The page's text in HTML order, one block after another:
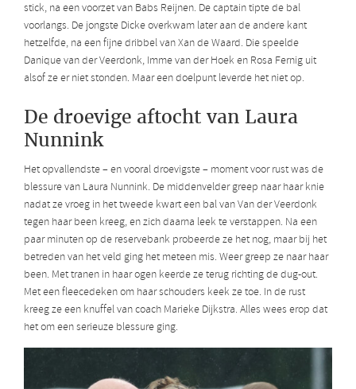
stick, na een voorzet van Babs Reijnen. De captain tipte de bal
voorlangs. De jongste Dicke overkwam later aan de andere kant
hetzelfde, na een fijne dribbel van Xan de Waard. Die speelde
Danique van der Veerdonk, Imme van der Hoek en Rosa Fernig uit
alsof ze er niet stonden. Maar een doelpunt leverde het niet op.
De droevige aftocht van Laura
Nunnink
Het opvallendste – en vooral droevigste – moment voor rust was de
blessure van Laura Nunnink. De middenvelder greep naar haar knie
nadat ze vroeg in het tweede kwart een bal van Van der Veerdonk
tegen haar been kreeg, en zich daarna leek te verstappen. Na een
paar minuten op de reservebank probeerde ze het nog, maar bij het
betreden van het veld ging het meteen mis. Weer greep ze naar haar
been. Met tranen in haar ogen keerde ze terug richting de dug-out.
Met een fleecedeken om haar schouders keek ze toe. In de rust
kreeg ze een knuffel van coach Marieke Dijkstra. Alles wees erop dat
het om een serieuze blessure ging.